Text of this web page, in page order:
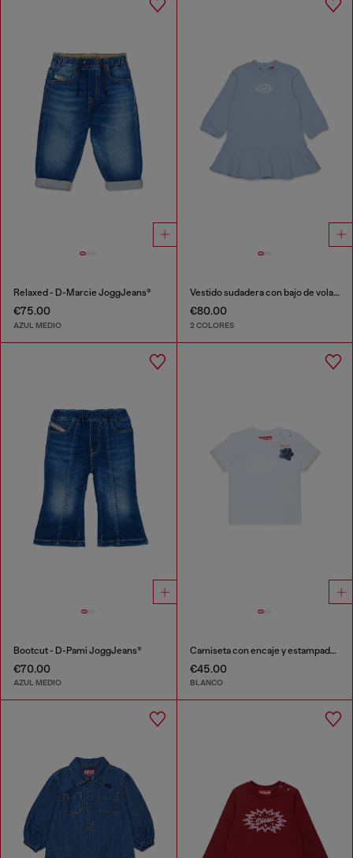
Relaxed - D-Marcie JoggJeans®
€75.00
AZUL MEDIO
Vestido sudadera con bajo de volantes
€80.00
2 COLORES
Bootcut - D-Pami JoggJeans®
€70.00
AZUL MEDIO
Camiseta con encaje y estampado de rosa
€45.00
BLANCO